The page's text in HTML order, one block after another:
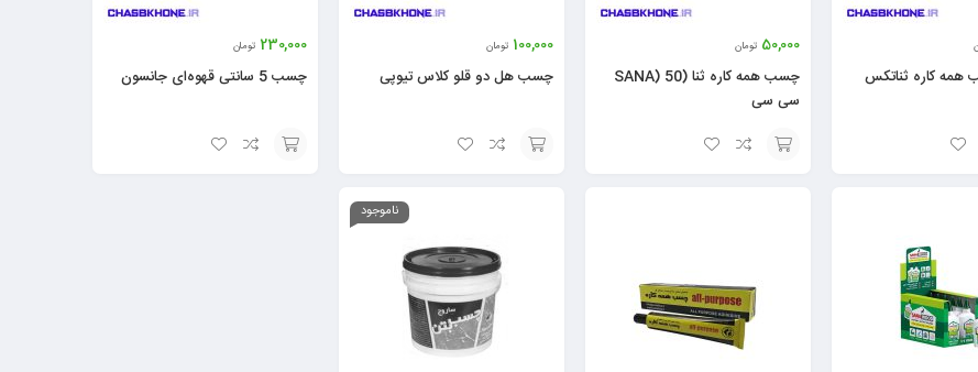
کاره ثناتکس
50,000 تومان
چسب همه کاره ثنا (SANA) 50
سی سی
100,000 تومان
چسب هل دو قلو کلاس تیوپی
230,000 تومان
چسب 5 سانتی قهوه‌ای جانسون
ناموجود